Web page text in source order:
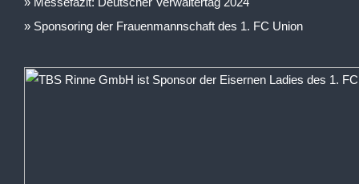
Sponsoring der Frauenmannschaft des 1. FC Union